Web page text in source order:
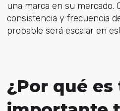
una marca en su mercado.
consistencia y frecuencia
probable será escalar en
¿Por qué es